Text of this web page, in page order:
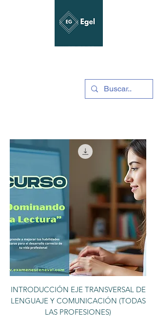
GUÍAS Y SIMULADORES
INTRODUCCIÓN EJE TRANSVERSAL DE
LENGUAJE Y COMUNICACIÓN (TODAS
LAS PROFESIONES)